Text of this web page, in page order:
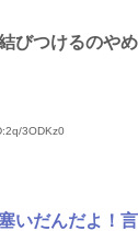
びつけるのや
3ODKz0
いだんだよ！言